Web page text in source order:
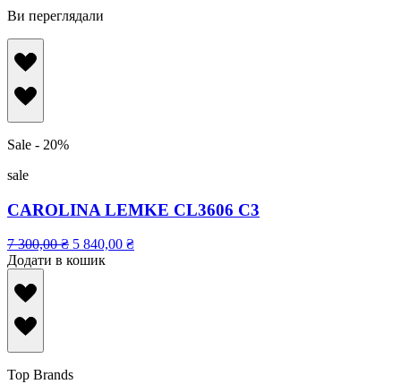
Ви переглядали
Sale - 20%
sale
CAROLINA LEMKE CL3606 C3
7 300,00₴ 5 840,00 ₴
Додати в кошик
Top Brands